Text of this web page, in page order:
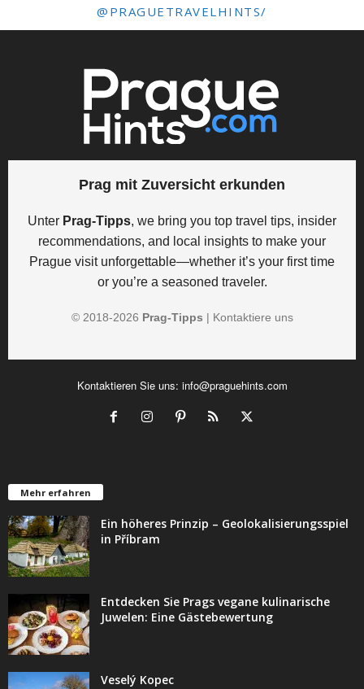
@PRAGUETRAVELHINTS/
Prag mit Zuversicht erkunden
Unter Prag-Tipps, we bring you top travel tips, insider
recommendations, and local insights to make your
Prague visit unforgettable—whether it’s your first time
or you’re a seasoned traveler.
© 2018-2026 Prag-Tipps | Kontaktiere uns
Kontaktieren Sie uns: info@praguehints.com
Mehr erfahren
Ein höheres Prinzip – Geolokalisierungsspiel
in Příbram
Entdecken Sie Prags vegane kulinarische
Juwelen: Eine Gästebewertung
Veselý Kopec